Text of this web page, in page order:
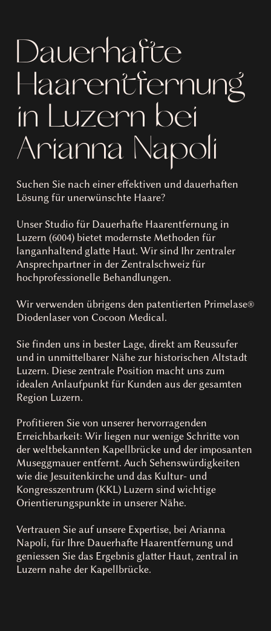
Dauerhafte
Haarentfernung
in Luzern bei
Arianna Napoli
Suchen Sie nach einer effektiven und dauerhaften
Lösung für unerwünschte Haare?
Unser Studio für Dauerhafte Haarentfernung in
Luzern (6004) bietet modernste Methoden für
langanhaltend glatte Haut. Wir sind Ihr zentraler
Ansprechpartner in der Zentralschweiz für
hochprofessionelle Behandlungen.
Wir verwenden übrigens den patentierten Primelase®
Diodenlaser von Cocoon Medical.
Sie finden uns in bester Lage, direkt am Reussufer
und in unmittelbarer Nähe zur historischen Altstadt
Luzern. Diese zentrale Position macht uns zum
idealen Anlaufpunkt für Kunden aus der gesamten
Region Luzern.
Profitieren Sie von unserer hervorragenden
Erreichbarkeit: Wir liegen nur wenige Schritte von
der weltbekannten Kapellbrücke und der imposanten
Museggmauer entfernt. Auch Sehenswürdigkeiten
wie die Jesuitenkirche und das Kultur- und
Kongresszentrum (KKL) Luzern sind wichtige
Orientierungspunkte in unserer Nähe.
Vertrauen Sie auf unsere Expertise, bei Arianna
Napoli, für Ihre Dauerhafte Haarentfernung und
geniessen Sie das Ergebnis glatter Haut, zentral in
Luzern nahe der Kapellbrücke.